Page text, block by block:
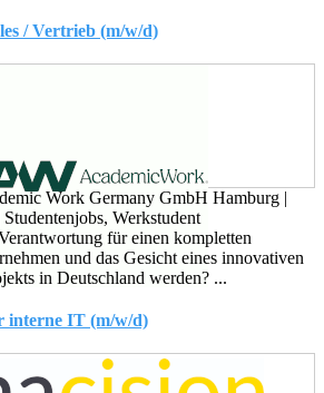
/ Vertrieb (m/w/d)
Work Germany GmbH Hamburg |
Studentenjobs, Werkstudent
für einen kompletten
und das Gesicht eines innovativen
in Deutschland werden? ...
interne IT (m/w/d)